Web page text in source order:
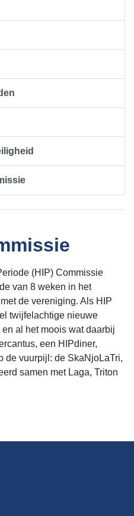
(HIP) Commissie
van 8 weken in het
de vereniging. Als HIP
twijfelachtige nieuwe
al het moois wat daarbij
een HIPdiner,
de vuurpijl: de SkaNjoLaTri,
samen met Laga, Triton